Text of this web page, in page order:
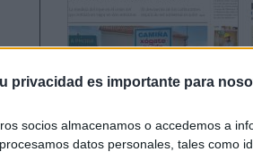
privacidad es importante para
socios almacenamos o accedemos a
datos personales, tales como